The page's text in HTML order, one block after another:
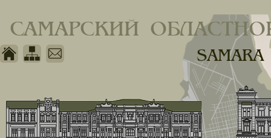
САМАРСКИЙ